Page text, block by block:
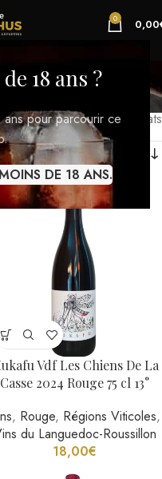
18 ans ?
pour parcourir ce
DE 18 ANS.
0 0,00
de 1–12 sur 617 résultats
Vdf Les Chiens De La
Casse 2024 Rouge 75 cl 13°
, Rouge, Régions Viticoles,
du Languedoc-Roussillon
18,00€